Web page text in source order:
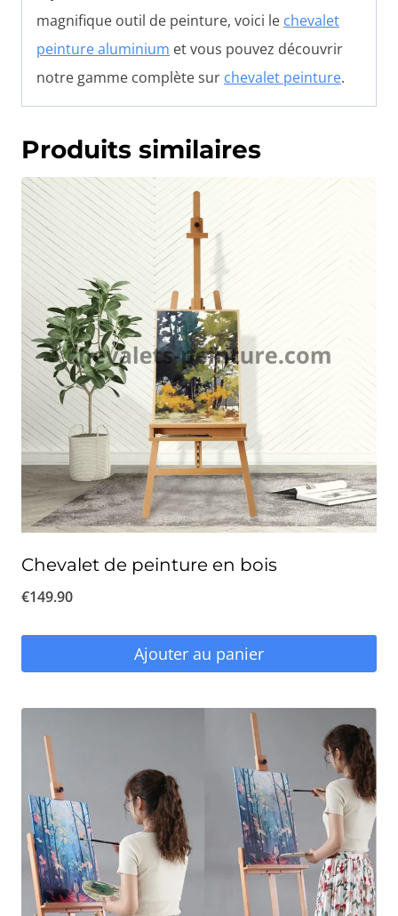
magnifique outil de peinture, voici le chevalet
peinture aluminium et vous pouvez découvrir
notre gamme complète sur chevalet peinture.
Produits similaires
Chevalet de peinture en bois
€149.90
Ajouter au panier